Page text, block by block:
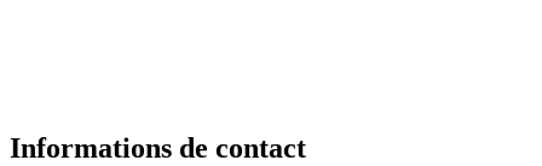
Informations de contact